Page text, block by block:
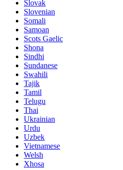
Slovak
Slovenian
Somali
Samoan
Scots Gaelic
Shona
Sindhi
Sundanese
Swahili
Tajik
Tamil
Telugu
Thai
Ukrainian
Urdu
Uzbek
Vietnamese
Welsh
Xhosa